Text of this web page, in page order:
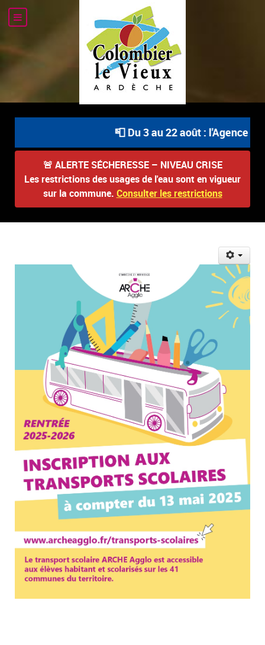
📮 Du 3 au 22 août : l'Agence
🚨 ALERTE SÉCHERESSE – NIVEAU CRISE
Les restrictions des usages de l'eau sont en vigueur
sur la commune. Consulter les restrictions